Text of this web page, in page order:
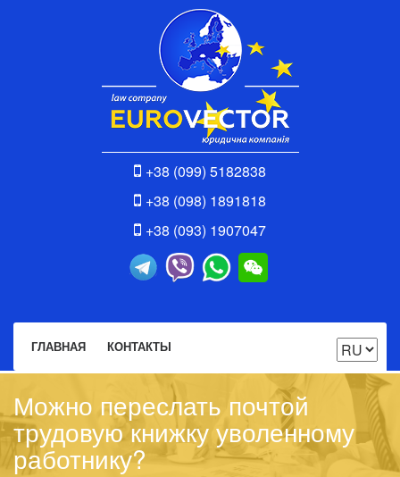
+38 (099) 5182838
+38 (098) 1891818
+38 (093) 1907047
ГЛАВНАЯ КОНТАКТЫ
Можно переслать почтой
трудовую книжку уволенному
работнику?